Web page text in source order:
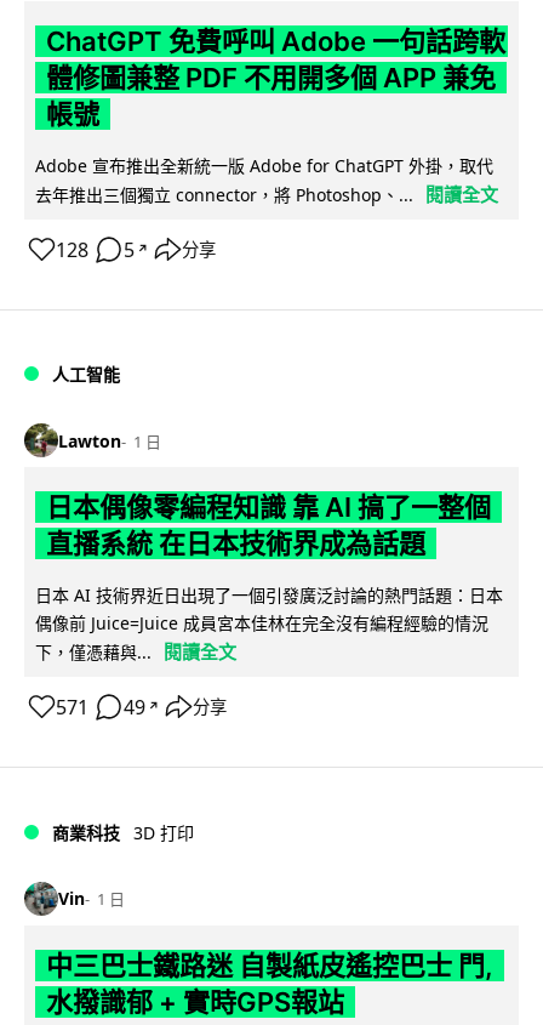
ChatGPT 免費呼叫 Adobe 一句話跨軟
體修圖兼整 PDF 不用開多個 APP 兼免
帳號
Adobe 宣布推出全新統一版 Adobe for ChatGPT 外掛，取代
去年推出三個獨立 connector，將 Photoshop、...
閱讀全文
128 5 ↗ 分享
人工智能
Lawton 1 日
日本偶像零編程知識 靠 AI 搞了一整個
直播系統 在日本技術界成為話題
日本 AI 技術界近日出現了一個引發廣泛討論的熱門話題：日本
偶像前 Juice=Juice 成員宮本佳林在完全沒有編程經驗的情況
下，僅憑藉與...
閱讀全文
571 49 ↗ 分享
商業科技 3D 打印
Vin 1 日
中三巴士鐵路迷 自製紙皮遙控巴士 門,
水撥識郁 + 實時GPS報站